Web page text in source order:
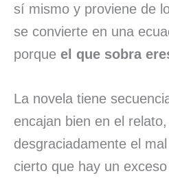
sí mismo y proviene de
se convierte en una
porque el que sobra
La novela tiene
encajan bien en el
desgraciadamente el
cierto que hay un